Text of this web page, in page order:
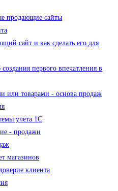
продающие сайты
сайт и как сделать его для
первого впечатления в
или товарами - основа продаж
учета 1С
- продажи
магазинов
клиента